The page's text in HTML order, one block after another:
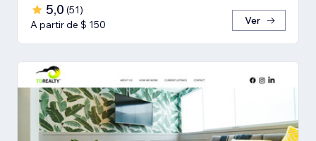
5,0 (51)
A partir de $ 150
Ver